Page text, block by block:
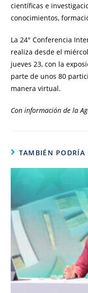
científicas e
conocimientos,
La 24° Conferencia
realiza desde el
jueves 23, con la
parte de unos 80
manera virtual.
Con información de la
TAMBIÉN PODRÍA